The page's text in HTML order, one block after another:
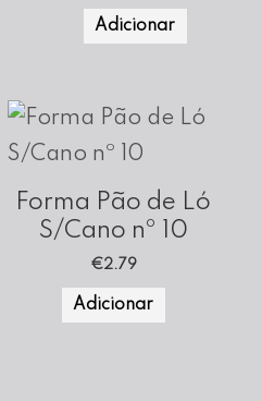
Adicionar
Forma Pão de Ló
S/Cano nº 10
€2.79
Adicionar